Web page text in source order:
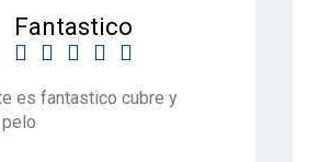
Fantastico
    
es fantastico cubre y